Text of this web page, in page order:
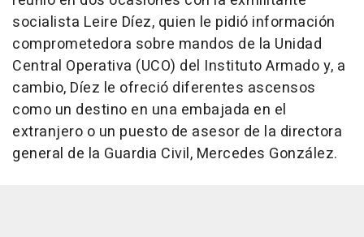
socialista Leire Díez, quien le pidió información
comprometedora sobre mandos de la Unidad
Central Operativa (UCO) del Instituto Armado y, a
cambio, Díez le ofreció diferentes ascensos
como un destino en una embajada en el
extranjero o un puesto de asesor de la directora
general de la Guardia Civil, Mercedes González.